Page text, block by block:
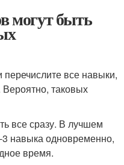
могут быть
перечислите все навыки,
таковых
все сразу. В лучшем
3 навыка одновременно,
время.